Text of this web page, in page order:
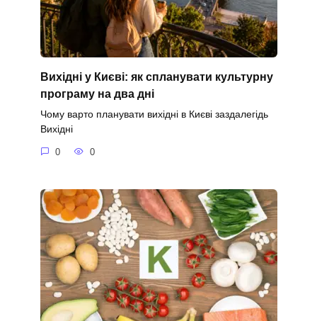
Вихідні у Києві: як спланувати культурну
програму на два дні
Чому варто планувати вихідні в Києві заздалегідь
Вихідні
0 0